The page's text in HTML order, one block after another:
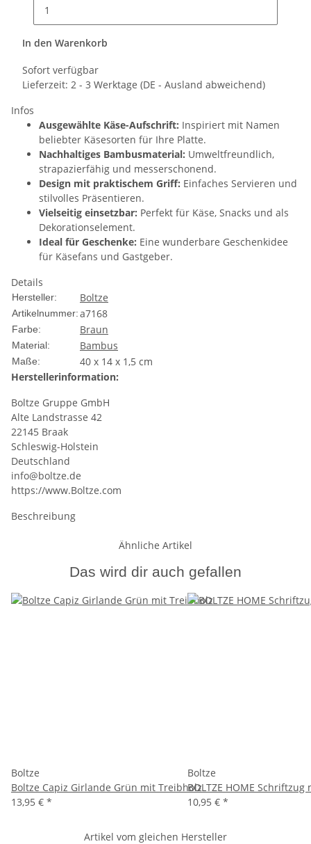
In den Warenkorb
Sofort verfügbar
Lieferzeit: 2 - 3 Werktage (DE - Ausland abweichend)
Infos
Ausgewählte Käse-Aufschrift: Inspiriert mit Namen
beliebter Käsesorten für Ihre Platte.
Nachhaltiges Bambusmaterial: Umweltfreundlich,
strapazierfähig und messerschonend.
Design mit praktischem Griff: Einfaches Servieren und
stilvolles Präsentieren.
Vielseitig einsetzbar: Perfekt für Käse, Snacks und als
Dekorationselement.
Ideal für Geschenke: Eine wunderbare Geschenkidee
für Käsefans und Gastgeber.
Details
Hersteller: Boltze
Artikelnummer:a7168
Farbe: Braun
Material: Bambus
Maße:
40 x 14 x 1,5 cm
Herstellerinformation:
Boltze Gruppe GmbH
Alte Landstrasse 42
22145 Braak
Schleswig-Holstein
Deutschland
info@boltze.de
https://www.Boltze.com
Beschreibung
Ähnliche Artikel
Das wird dir auch gefallen
Boltze
Boltze Capiz Girlande Grün mit Treibholz
13,95 € *
Boltze
BOLTZE HOME
10,95 € *
Artikel vom gleichen Hersteller